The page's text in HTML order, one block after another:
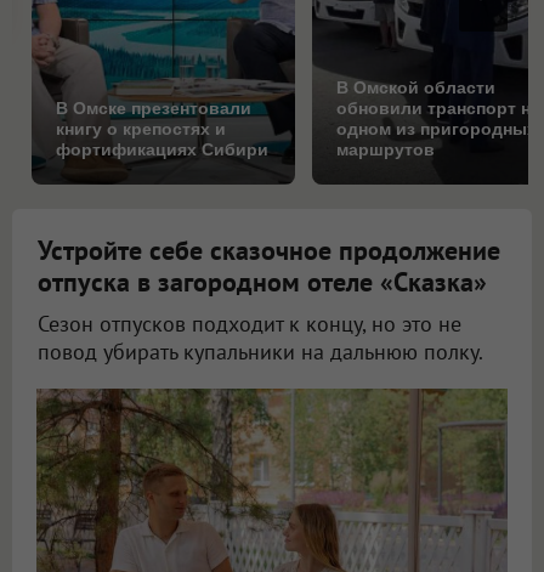
В Омске презентовали
книгу о крепостях и
фортификациях Сибири
В Омской области
обновили транспорт на
одном из пригородных
маршрутов
Устройте себе сказочное продолжение
отпуска в загородном отеле «Сказка»
Сезон отпусков подходит к концу, но это не
повод убирать купальники на дальнюю полку.